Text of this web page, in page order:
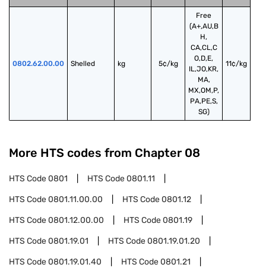
0802.62.00.00 Shelled kg 5¢/kg
Free
(A+,AU,B
H,
CA,CL,C
O,D,E,
IL,JO,KR,
MA,
MX,OM,P,
PA,PE,S,
SG)
11¢/kg
More HTS codes from Chapter 08
HTS Code0801 HTS Code0801.11
HTS Code0801.11.00.00 HTS Code0801.12
HTS Code0801.12.00.00 HTS Code0801.19
HTS Code0801.19.01 HTS Code0801.19.01.20
HTS Code0801.19.01.40 HTS Code0801.21